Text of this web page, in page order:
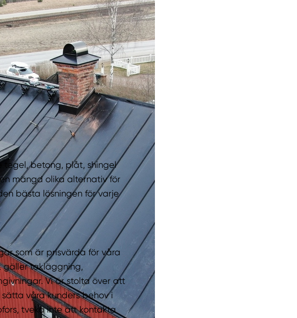
tegel, betong, plåt, shingel
mängd olika alternativ för
bästa lösningen för varje
som är prisvärda för våra
gäller takläggning,
Vi är stolta över att
våra kunders behov i
tveka inte att kontakta